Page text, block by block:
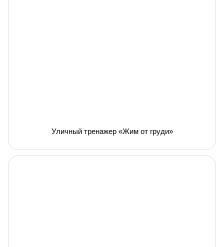
Уличный тренажер «Жим от груди»